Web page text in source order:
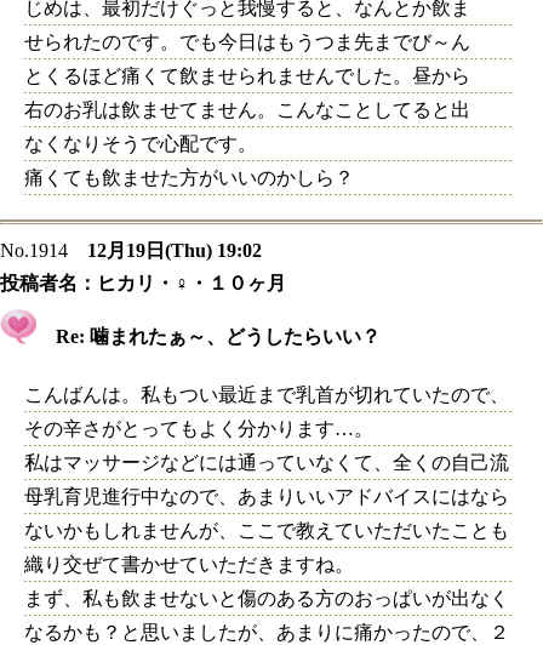
じめは、最初だけぐっと我慢すると、なんとか飲ま
せられたのです。でも今日はもうつま先までび～ん
とくるほど痛くて飲ませられませんでした。昼から
右のお乳は飲ませてません。こんなことしてると出
なくなりそうで心配です。
痛くても飲ませた方がいいのかしら？
No.1914
12月19日(Thu) 19:02
投稿者名： ヒカリ・♀・１０ヶ月
Re: 噛まれたぁ～、どうしたらいい？
こんばんは。私もつい最近まで乳首が切れていたので、
その辛さがとってもよく分かります…。
私はマッサージなどには通っていなくて、全くの自己流
母乳育児進行中なので、あまりいいアドバイスにはなら
ないかもしれませんが、ここで教えていただいたことも
織り交ぜて書かせていただきますね。
まず、私も飲ませないと傷のある方のおっぱいが出なく
なるかも？と思いましたが、あまりに痛かったので、２